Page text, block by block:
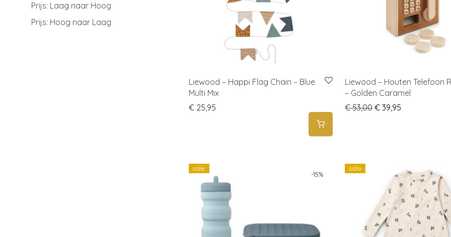
Prijs: Laag naar Hoog
Prijs: Hoog naar Laag
Liewood – Happi Flag Chain – Blue
Multi Mix
€25,95
Liewood – Houten Telefoon
– Golden Caramel
€53,00 Original price was: €
€39,95Current price
-15%
sale sale